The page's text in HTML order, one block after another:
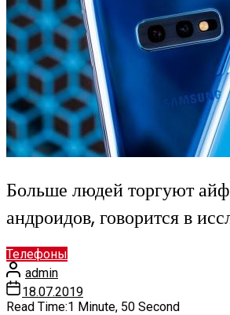
Больше людей торгуют
андроидов, говорится в
Телефоны
admin
18.07.2019
Read Time:1 Minute, 50 Second